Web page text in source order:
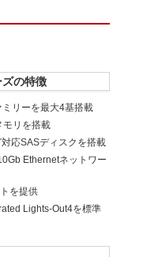
の特徴
リーを最大4基搭載
モリを搭載
応SASディスクを搭載
Ethernetネットワー
を提供
Lights-Out4を標準